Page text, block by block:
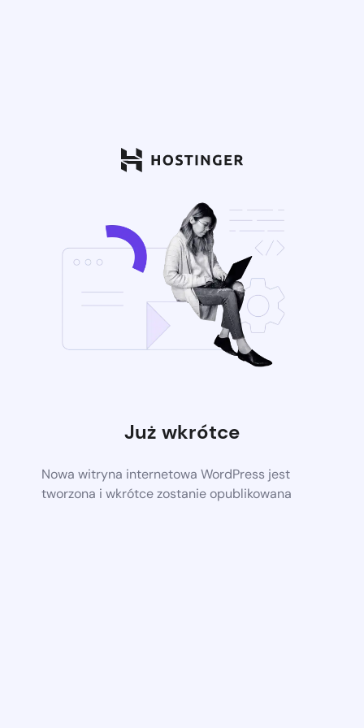
Już wkrótce
Nowa witryna internetowa WordPress jest
tworzona i wkrótce zostanie opublikowana